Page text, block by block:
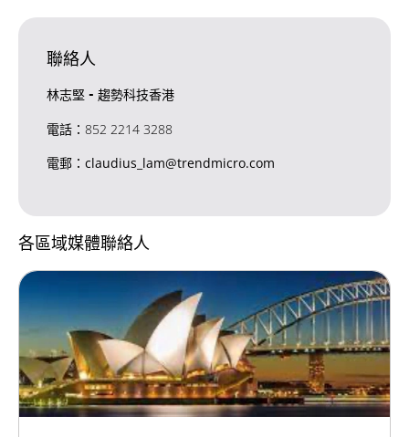
聯絡人
林志堅 - 趨勢科技香港
電話：852 2214 3288
電郵：claudius_lam@trendmicro.com
各區域媒體聯絡人